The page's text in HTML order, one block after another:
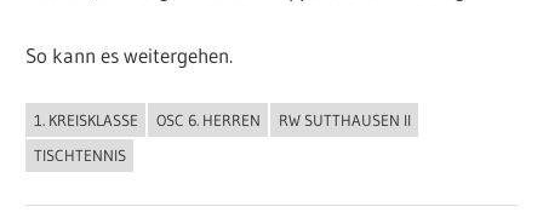
So kann es weitergehen.
ALLGEMEIN
1. KREISKLASSE OSC 6. HERREN
RW SUTTHAUSEN II
TISCHTENNIS